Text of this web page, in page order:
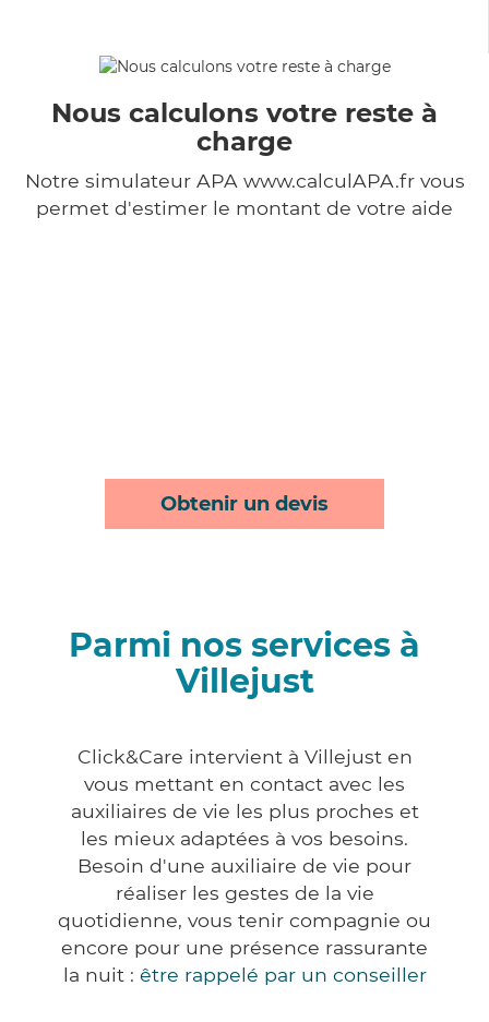
Nous calculons votre reste à
charge
Notre simulateur APA www.calculAPA.fr vous
permet d'estimer le montant de votre aide
Obtenir un devis
Parmi nos services à
Villejust
Click&Care intervient à Villejust en
vous mettant en contact avec les
auxiliaires de vie les plus proches et
les mieux adaptées à vos besoins.
Besoin d'une auxiliaire de vie pour
réaliser les gestes de la vie
quotidienne, vous tenir compagnie ou
encore pour une présence rassurante
la nuit : être rappelé par un conseiller